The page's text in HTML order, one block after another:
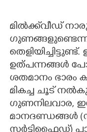
മിൽക്ക്‌വീഡ്
ഉത്പന്നങ്ങൾ
ശതമാനം ഭാരം
മികച്ച ചൂട്
ഗുണനിലവാര,
മാനദണ്ഡങ്ങൾ